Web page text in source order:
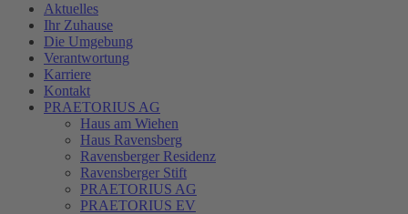
Aktuelles
Ihr Zuhause
Die Umgebung
Verantwortung
Karriere
Kontakt
PRAETORIUS AG
Haus am Wiehen
Haus Ravensberg
Ravensberger Residenz
Ravensberger Stift
PRAETORIUS AG
PRAETORIUS EV